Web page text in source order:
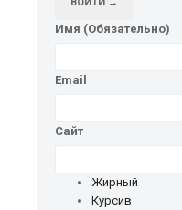
Имя (Обязательно)
Email
Сайт
Жирный
Курсив